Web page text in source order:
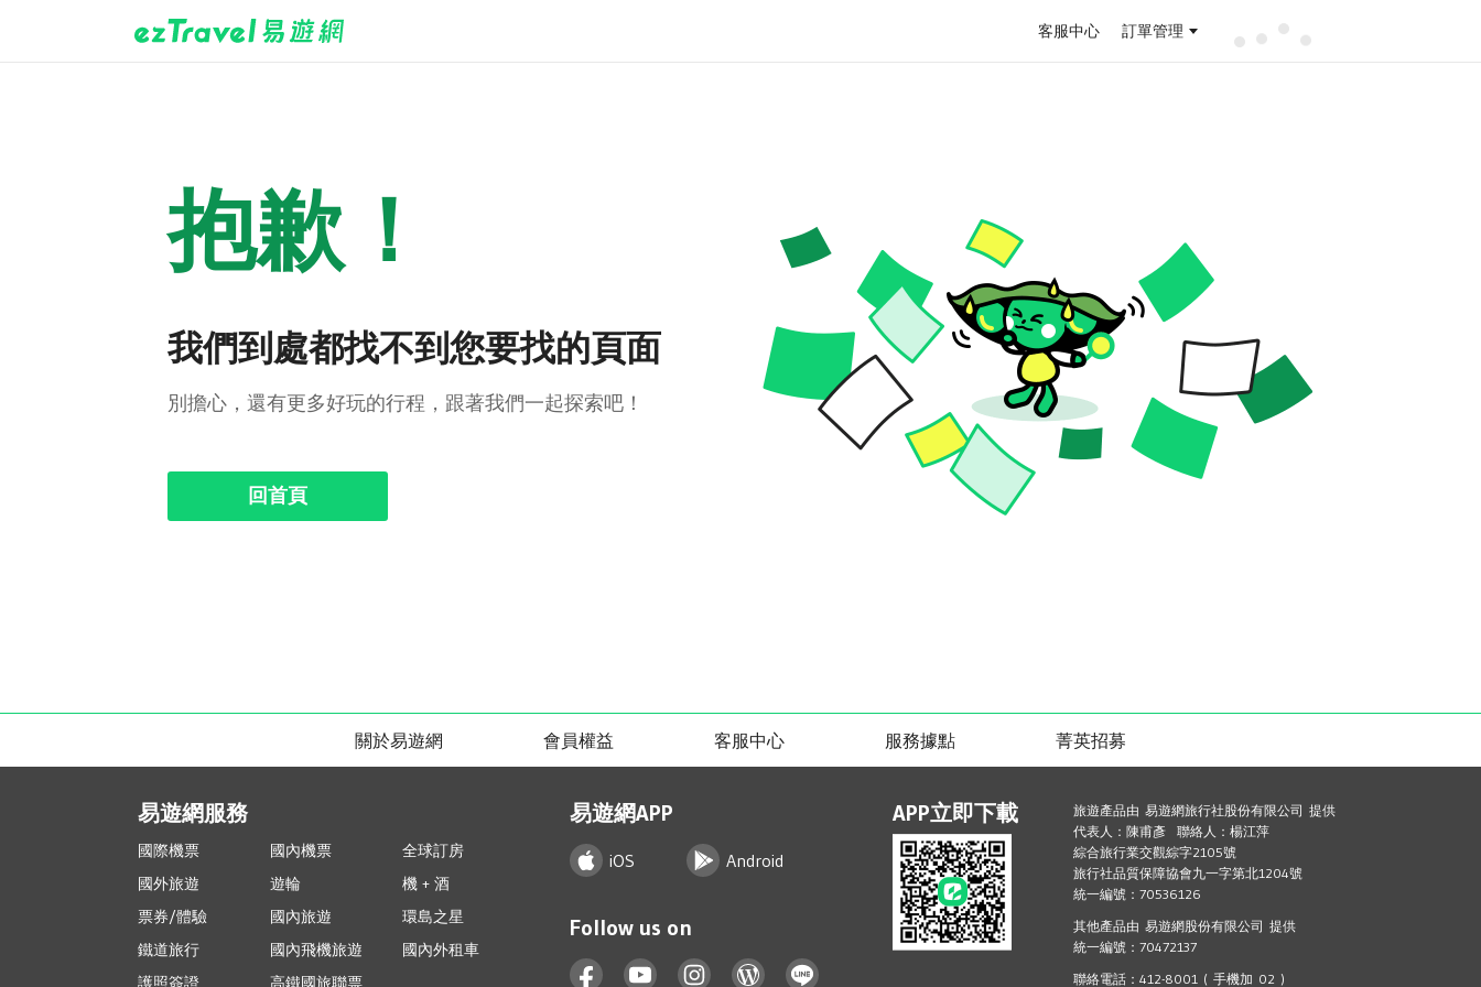
客服中心 訂單管理
抱歉！
我們到處都找不到您要找的頁面
別擔心，還有更多好玩的行程，跟著我們一起探索吧！
回首頁
關於易遊網 會員權益 客服中心 服務據點 菁英招募
易遊網服務
國際機票 國內機票
全球訂房
國外旅遊
遊輪
機 + 酒
票券/體驗
國內旅遊
環島之星
鐵道旅行
國內飛機旅遊
國內外租車
護照簽證
高鐵國旅聯票
易遊網APP
iOS Android
Follow us on
APP立即下載
旅遊產品由 易遊網旅行社股份有限公司 提供
代表人：陳甫彥 聯絡人：楊江萍
綜合旅行業交觀綜字2105號
旅行社品質保障協會九一字第北1204號
統一編號：70536126
其他產品由 易遊網股份有限公司 提供
統一編號：70472137
聯絡電話：412-8001 ( 手機加 02 )